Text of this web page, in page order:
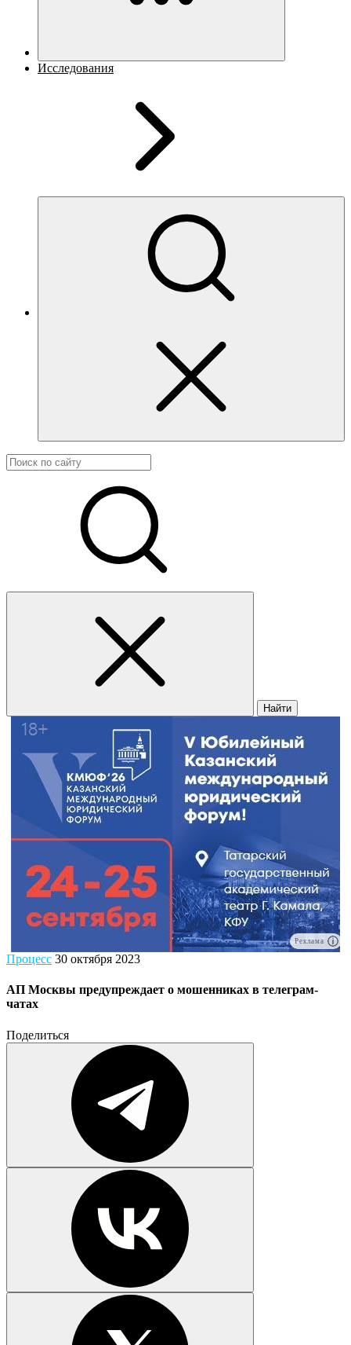
Исследования
Найти
Реклама
Процесс 30 октября 2023
АП Москвы предупреждает о мошенниках в телеграм-
чатах
Поделиться